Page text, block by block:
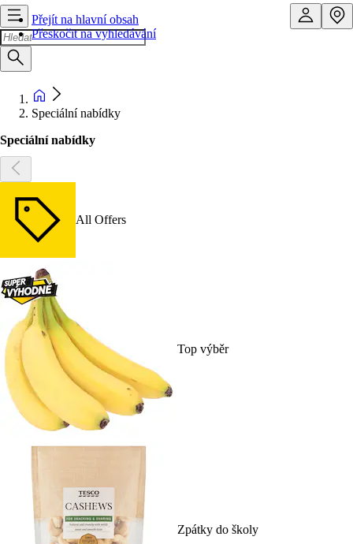
Přejít na hlavní obsah
Přeskočit na vyhledávání
Speciální nabídky
Speciální nabídky
All Offers
Top výběr
Zpátky do školy